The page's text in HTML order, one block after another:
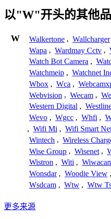
以"W"开头的其他
W Walkertone , Wallcharger
Wapa , Wardmay Cctv ,
Watch Bot Camera ,
Watchmeip , Watchnet
Wbox , Wca ,
Webvision , Wecam ,
Western Digital ,
Wevo , Wgcc , Whfi ,
, Wifi Mi , Wifi Smart
Wintech , Wireless
Wise Group , Wisenet ,
Wistron , Witi ,
Wonsdar , Woodie View ,
Wsdcam , Wtw , Wtw
更多来源